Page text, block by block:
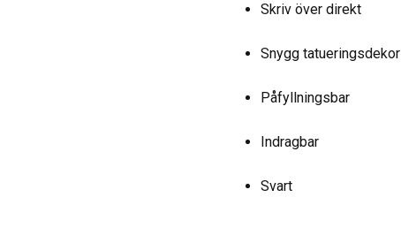
Skriv över direkt
Snygg tatueringsdekor
Påfyllningsbar
Indragbar
Svart